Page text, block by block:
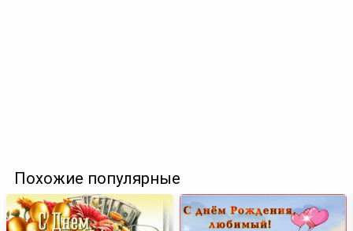
Похожие популярные